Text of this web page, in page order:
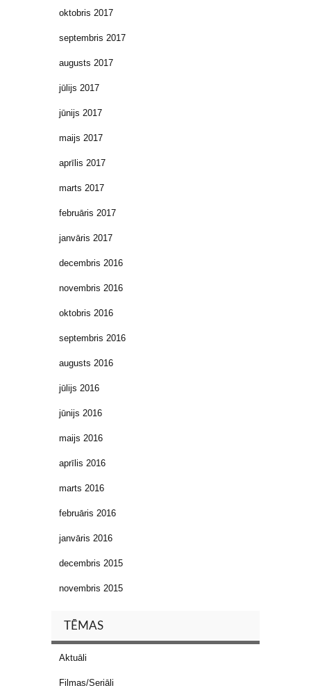
oktobris 2017
septembris 2017
augusts 2017
jūlijs 2017
jūnijs 2017
maijs 2017
aprīlis 2017
marts 2017
februāris 2017
janvāris 2017
decembris 2016
novembris 2016
oktobris 2016
septembris 2016
augusts 2016
jūlijs 2016
jūnijs 2016
maijs 2016
aprīlis 2016
marts 2016
februāris 2016
janvāris 2016
decembris 2015
novembris 2015
TĒMAS
Aktuāli
Filmas/Seriāli